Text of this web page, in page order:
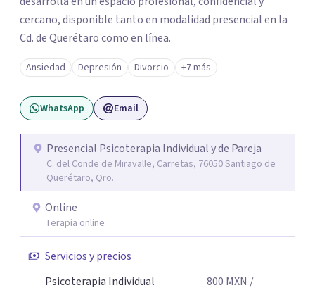
cercano, disponible tanto en modalidad presencial en la
Cd. de Querétaro como en línea.
Ansiedad Depresión Divorcio +7 más
WhatsApp Email
Presencial Psicoterapia Individual y de Pareja
C. del Conde de Miravalle, Carretas, 76050 Santiago de
Querétaro, Qro.
Online
Terapia online
Servicios y precios
Psicoterapia Individual
800 MXN /